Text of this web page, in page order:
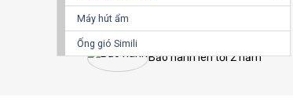
Máy hút ẩm
Ống gió Simili
Bảo hành lên tới 2 năm